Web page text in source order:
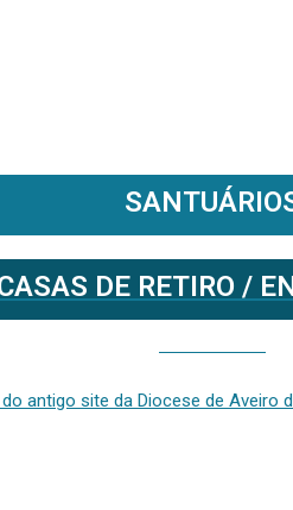
DE RETIRO /
antigo site da Diocese de Aveiro